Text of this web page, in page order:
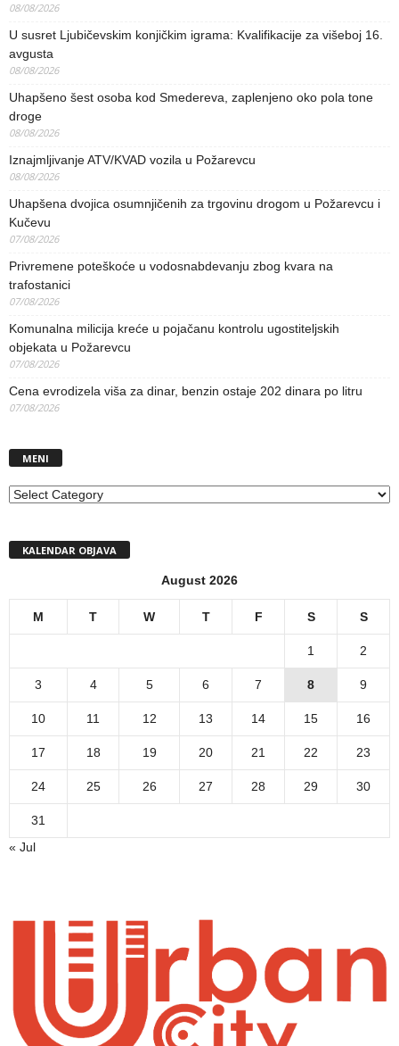
08/08/2026
U susret Ljubičevskim konjičkim igrama: Kvalifikacije za višeboj 16.
avgusta
08/08/2026
Uhapšeno šest osoba kod Smedereva, zaplenjeno oko pola tone
droge
08/08/2026
Iznajmljivanje ATV/KVAD vozila u Požarevcu
08/08/2026
Uhapšena dvojica osumnjičenih za trgovinu drogom u Požarevcu i
Kučevu
07/08/2026
Privremene poteškoće u vodosnabdevanju zbog kvara na
trafostanici
07/08/2026
Komunalna milicija kreće u pojačanu kontrolu ugostiteljskih
objekata u Požarevcu
07/08/2026
Cena evrodizela viša za dinar, benzin ostaje 202 dinara po litru
07/08/2026
MENI
MENI
KALENDAR OBJAVA
August 2026
M T W T F S S
1 2
3 4 5 6 7 8 9
10 11 12 13 14 15 16
17 18 19 20 21 22 23
24 25 26 27 28 29 30
31
« Jul